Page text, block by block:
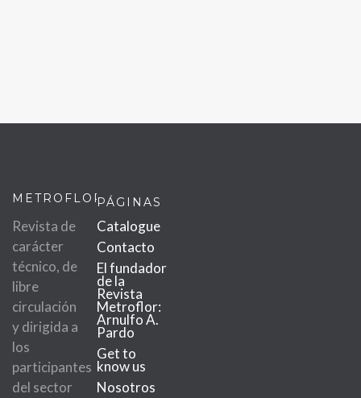
METROFLOR
Revista de
carácter
técnico, de
libre
circulación
y dirigida a
los
participantes
del sector
PÁGINAS
Catalogue
Contacto
El fundador
de la
Revista
Metroflor:
Arnulfo A.
Pardo
Get to
know us
Nosotros